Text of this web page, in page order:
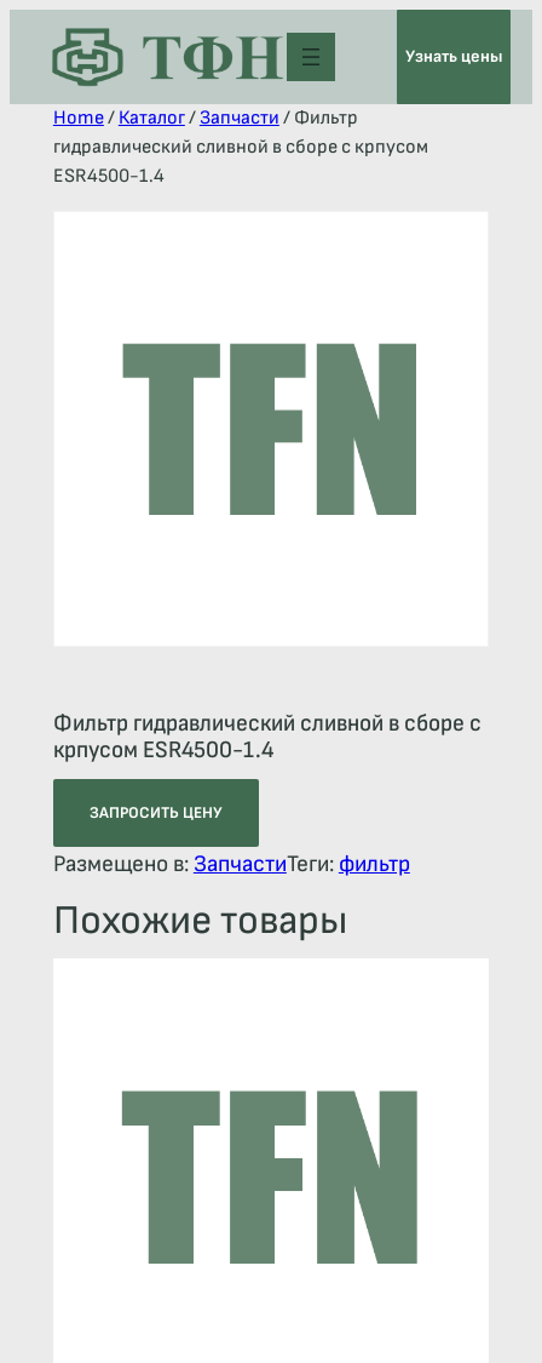
Узнать цены
Home/ Каталог/ Запчасти / Фильтр
гидравлический сливной в сборе с крпусом
ESR4500-1.4
Фильтр гидравлический сливной в сборе с
крпусом ESR4500-1.4
ЗАПРОСИТЬ ЦЕНУ
Размещено в: ЗапчастиТеги: фильтр
Похожие товары